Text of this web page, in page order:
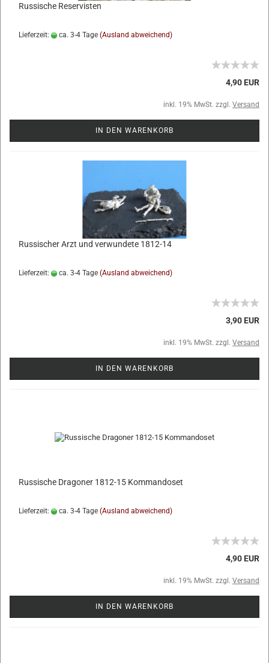
Russische Reservisten
Lieferzeit: ca. 3-4 Tage (Ausland abweichend)
4,90 EUR
inkl. 19% MwSt. zzgl. Versand
IN DEN WARENKORB
Russischer Arzt und verwundete 1812-14
Lieferzeit: ca. 3-4 Tage (Ausland abweichend)
3,90 EUR
inkl. 19% MwSt. zzgl. Versand
IN DEN WARENKORB
Russische Dragoner 1812-15 Kommandoset
Lieferzeit: ca. 3-4 Tage (Ausland abweichend)
4,90 EUR
inkl. 19% MwSt. zzgl. Versand
IN DEN WARENKORB